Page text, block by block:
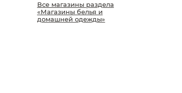
Все магазины раздела
«Магазины белья и
домашней одежды»